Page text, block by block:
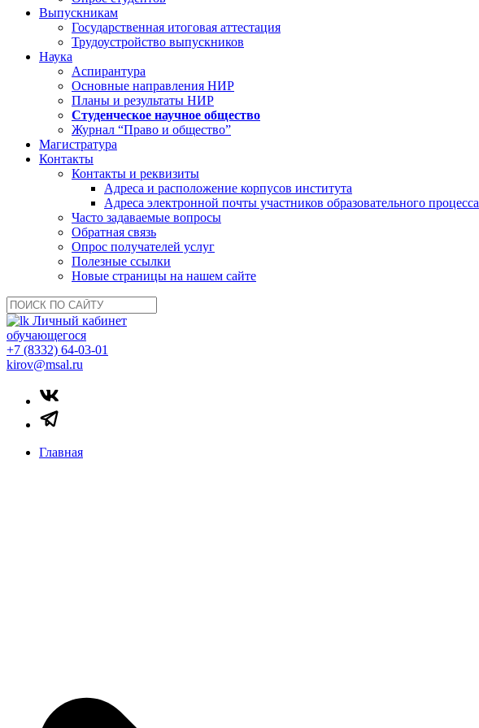
Выпускникам
Государственная итоговая аттестация
Трудоустройство выпускников
Наука
Аспирантура
Основные направления НИР
Планы и результаты НИР
Студенческое научное общество
Журнал “Право и общество”
Магистратура
Контакты
Контакты и реквизиты
Адреса и расположение корпусов института
Адреса электронной почты участников образовательного процесса
Часто задаваемые вопросы
Обратная связь
Опрос получателей услуг
Полезные ссылки
Новые страницы на нашем сайте
Личный кабинет
обучающегося
+7 (8332) 64-03-01
kirov@msal.ru
Главная